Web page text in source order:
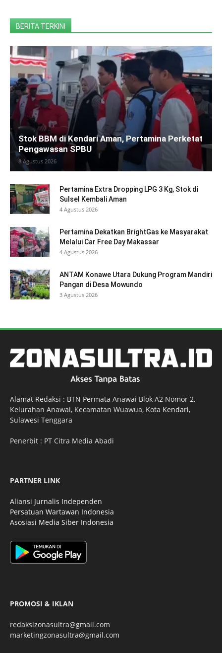
BERITA TERKINI
Stok BBM di Kendari Aman, Pertamina Perketat
Pengawasan SPBU
8 Agustus 2026
Pertamina Extra Dropping LPG 3 Kg, Stok di
Sulsel Kembali Aman
4 Agustus 2026
Pertamina Dekatkan BrightGas ke Masyarakat
Melalui Car Free Day Makassar
4 Agustus 2026
ANTAM Konawe Utara Dukung Program Mandiri
Pangan di Desa Mowundo
3 Agustus 2026
Alamat Redaksi : BTN Permata Anawai Blok A2 Nomor 2,
Kelurahan Anawai, Kecamatan Wuawua, Kota Kendari,
Sulawesi Tenggara
Penerbit : PT Citra Media Abadi
PARTNER LINK
Aliansi Jurnalis Independen
Persatuan Wartawan Indonesia
Asosiasi Media Siber Indonesia
PROMOSI & IKLAN
redaksizonasultra@gmail.com
marketingzonasultra@gmail.com